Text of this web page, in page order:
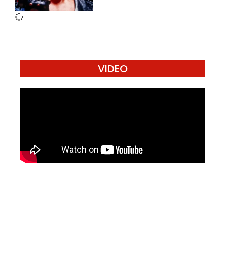
VIDEO